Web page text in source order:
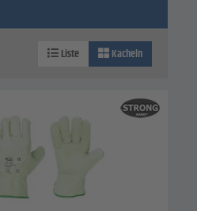
Liste Kacheln